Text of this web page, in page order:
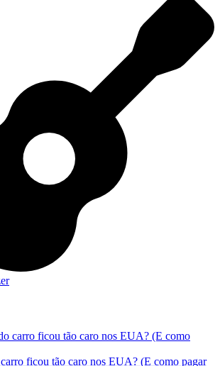
ficou tão caro nos EUA? (E como pagar